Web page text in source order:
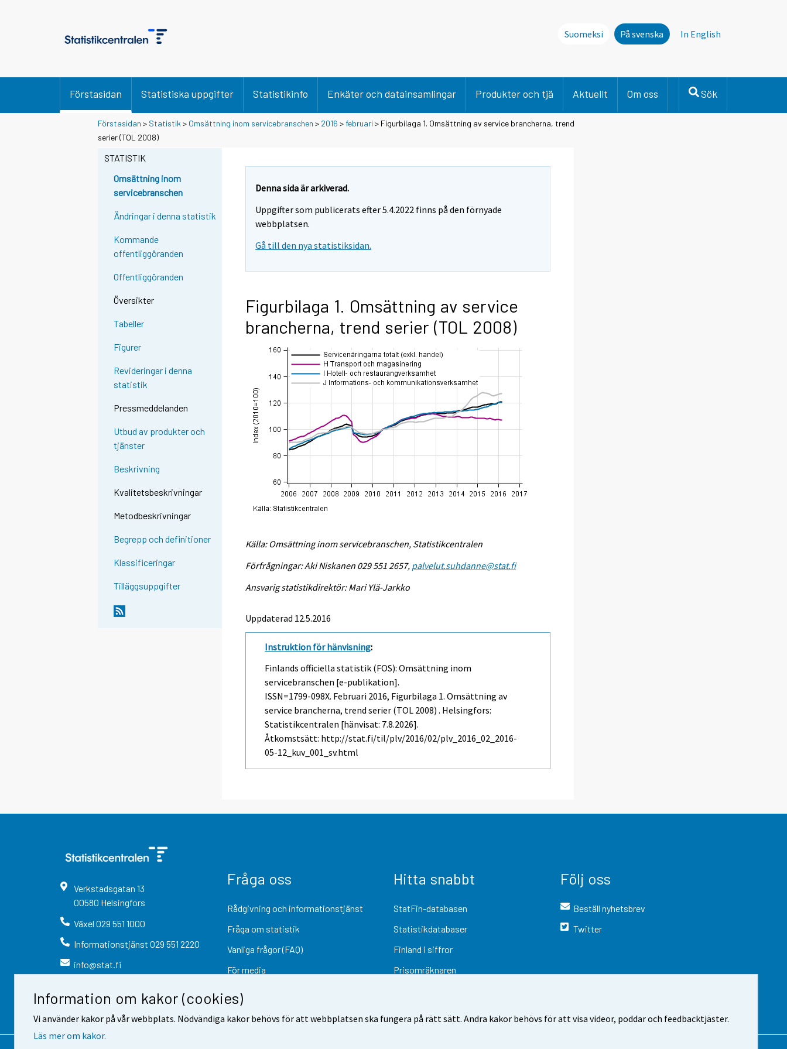
Information om kakor (cookies)
Vi använder kakor på vår webbplats. Nödvändiga kakor behövs för att webbplatsen ska fungera på rätt sätt. Andra kakor behövs för att visa videor, poddar och feedbacktjäster.
Läs mer om kakor.
Suomeksi På svenska In English
Förstasidan Statistiska uppgifter Statistikinfo Enkäter och datainsamlingar Produkter och tjä Aktuellt Om oss Sök
Förstasidan > Statistik > Omsättning inom servicebranschen > 2016 >februari > Figurbilaga 1. Omsättning av service brancherna, trend
serier (TOL 2008)
STATISTIK
Omsättning inom
servicebranschen
Ändringar i denna statistik
Kommande
offentliggöranden
Offentliggöranden
Översikter
Tabeller
Figurer
Revideringar i denna
statistik
Pressmeddelanden
Utbud av produkter och
tjänster
Beskrivning
Kvalitetsbeskrivningar
Metodbeskrivningar
Begrepp och definitioner
Klassificeringar
Tilläggsuppgifter
Denna sida är arkiverad.
Uppgifter som publicerats efter 5.4.2022 finns på den förnyade
webbplatsen.
Gå till den nya statistiksidan.
Figurbilaga 1. Omsättning av service
brancherna, trend serier (TOL 2008)
Källa: Omsättning inom servicebranschen, Statistikcentralen
Förfrågningar: Aki Niskanen 029 551 2657, palvelut.suhdanne@stat.fi
Ansvarig statistikdirektör: Mari Ylä-Jarkko
Uppdaterad 12.5.2016
Instruktion för hänvisning:
Finlands officiella statistik (FOS): Omsättning inom
servicebranschen [e-publikation].
ISSN=1799-098X. Februari 2016, Figurbilaga 1. Omsättning av
service brancherna, trend serier (TOL 2008) . Helsingfors:
Statistikcentralen [hänvisat: 7.8.2026].
Åtkomstsätt: http://stat.fi/til/plv/2016/02/plv_2016_02_2016-
05-12_kuv_001_sv.html
Verkstadsgatan 13
00580 Helsingfors
Växel 029 551 1000
Informationstjänst 029 551 2220
info@stat.fi
Fråga oss
Rådgivning och informationstjänst
Fråga om statistik
Vanliga frågor (FAQ)
För media
Hitta snabbt
StatFin-databasen
Statistikdatabaser
Finland i siffror
Prisomräknaren
Följ oss
Beställ nyhetsbrev
Twitter